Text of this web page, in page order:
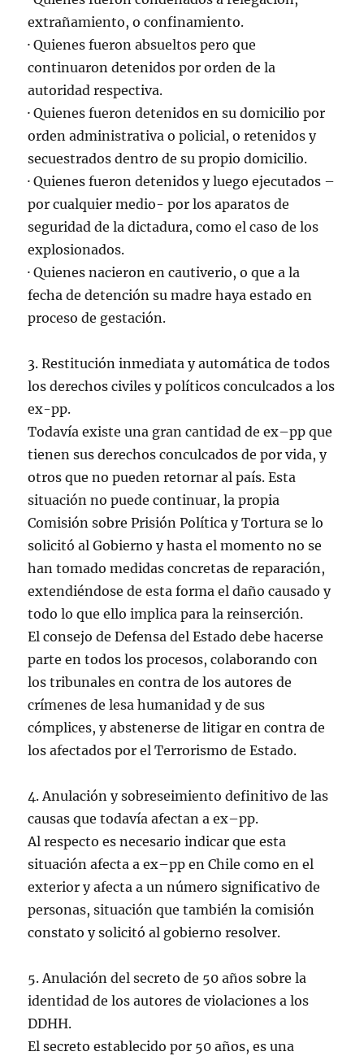
extrañamiento, o confinamiento.
· Quienes fueron absueltos pero que
continuaron detenidos por orden de la
autoridad respectiva.
· Quienes fueron detenidos en su domicilio por
orden administrativa o policial, o retenidos y
secuestrados dentro de su propio domicilio.
· Quienes fueron detenidos y luego ejecutados –
por cualquier medio- por los aparatos de
seguridad de la dictadura, como el caso de los
explosionados.
· Quienes nacieron en cautiverio, o que a la
fecha de detención su madre haya estado en
proceso de gestación.
3. Restitución inmediata y automática de todos
los derechos civiles y políticos conculcados a los
ex-pp.
Todavía existe una gran cantidad de ex–pp que
tienen sus derechos conculcados de por vida, y
otros que no pueden retornar al país. Esta
situación no puede continuar, la propia
Comisión sobre Prisión Política y Tortura se lo
solicitó al Gobierno y hasta el momento no se
han tomado medidas concretas de reparación,
extendiéndose de esta forma el daño causado y
todo lo que ello implica para la reinserción.
El consejo de Defensa del Estado debe hacerse
parte en todos los procesos, colaborando con
los tribunales en contra de los autores de
crímenes de lesa humanidad y de sus
cómplices, y abstenerse de litigar en contra de
los afectados por el Terrorismo de Estado.
4. Anulación y sobreseimiento definitivo de las
causas que todavía afectan a ex–pp.
Al respecto es necesario indicar que esta
situación afecta a ex–pp en Chile como en el
exterior y afecta a un número significativo de
personas, situación que también la comisión
constato y solicitó al gobierno resolver.
5. Anulación del secreto de 50 años sobre la
identidad de los autores de violaciones a los
DDHH.
El secreto establecido por 50 años, es una